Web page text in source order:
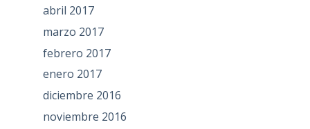
abril 2017
marzo 2017
febrero 2017
enero 2017
diciembre 2016
noviembre 2016